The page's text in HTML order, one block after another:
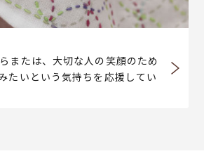
または、大切な人の笑顔のため
たいという気持ちを応援してい